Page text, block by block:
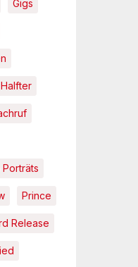
Gigs
Prince
Release